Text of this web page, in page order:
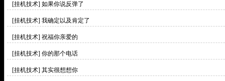
[挂机技术] 如果你说反弹了
[挂机技术] 我确定以及肯定了
[挂机技术] 祝福你亲爱的
[挂机技术] 你的那个电话
[挂机技术] 其实很想想你